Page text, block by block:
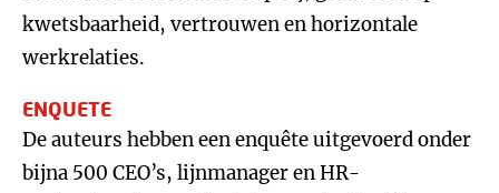
kwetsbaarheid, vertrouwen en horizontale
werkrelaties.
ENQUETE
De auteurs hebben een enquête uitgevoerd onder
bijna 500 CEO’s, lijnmanager en HR-